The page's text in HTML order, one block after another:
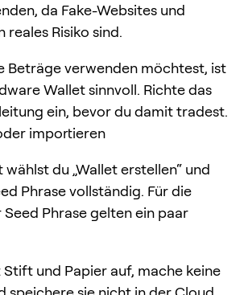
da Fake-Websites und
reales Risiko sind.
Beträge verwenden möchtest, ist
Wallet sinnvoll. Richte das
ein, bevor du damit tradest.
importieren
du „Wallet erstellen“ und
Phrase vollständig. Für die
Phrase gelten ein paar
und Papier auf, mache keine